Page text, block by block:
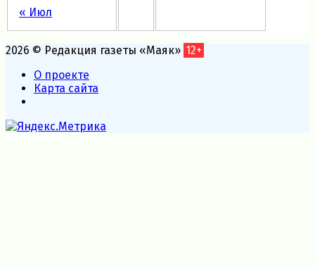
« Июл
2026 © Редакция газеты «Маяк» 12+
О проекте
Карта сайта